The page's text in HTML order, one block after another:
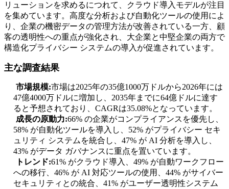
リューションを求めるにつれて、クラウド導入モデルが注目
を集めています。高度な分析および自動化ツールの使用によ
り、企業の機密データの管理方法が改善されている一方、顧
客の透明性への重点が強化され、大企業と中堅企業の両方で
構造化プライバシー システムの導入が促進されています。
主な調査結果
市場規模:市場は2025年の35億1000万ドルから2026年には
47億4000万ドルに増加し、2035年までに64億ドルに達す
ると予想されており、CAGRは35.08%となっています。
成長の原動力:66% の企業がコンプライアンスを優先し、
58% が自動化ツールを導入し、52% がプライバシー セキ
ュリティ システムを統合し、47% が AI 分析を導入し、
43% がデータ ガバナンスに重点を置いています。
トレンド:61% がクラウド導入、49% が自動ワークフロー
への移行、46% が AI 対応ツールの使用、44% がサイバー
セキュリティとの統合、41% がユーザー透明性システム